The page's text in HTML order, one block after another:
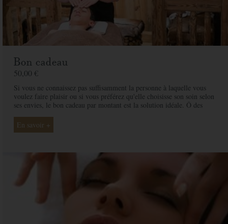
Bon cadeau
50,00 €
Si vous ne connaissez pas suffisamment la personne à laquelle vous
voulez faire plaisir ou si vous préférez qu'elle choisisse son soin selon
ses envies, le bon cadeau par montant est la solution idéale. Ô des
proche et ainsi rendre ce moment exceptionnel.
En savoir +